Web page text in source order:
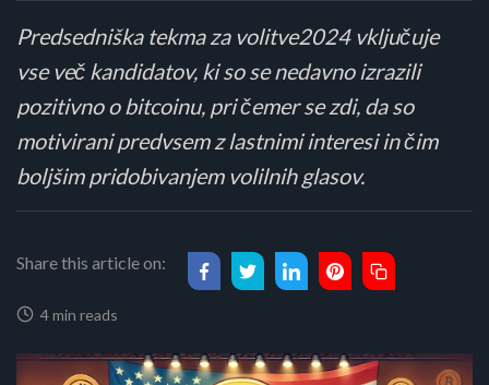
Predsedniška tekma za volitve2024 vključuje
vse več kandidatov, ki so se nedavno izrazili
pozitivno o bitcoinu, pri čemer se zdi, da so
motivirani predvsem z lastnimi interesi in čim
boljšim pridobivanjem volilnih glasov.
Share this article on:
4 min reads